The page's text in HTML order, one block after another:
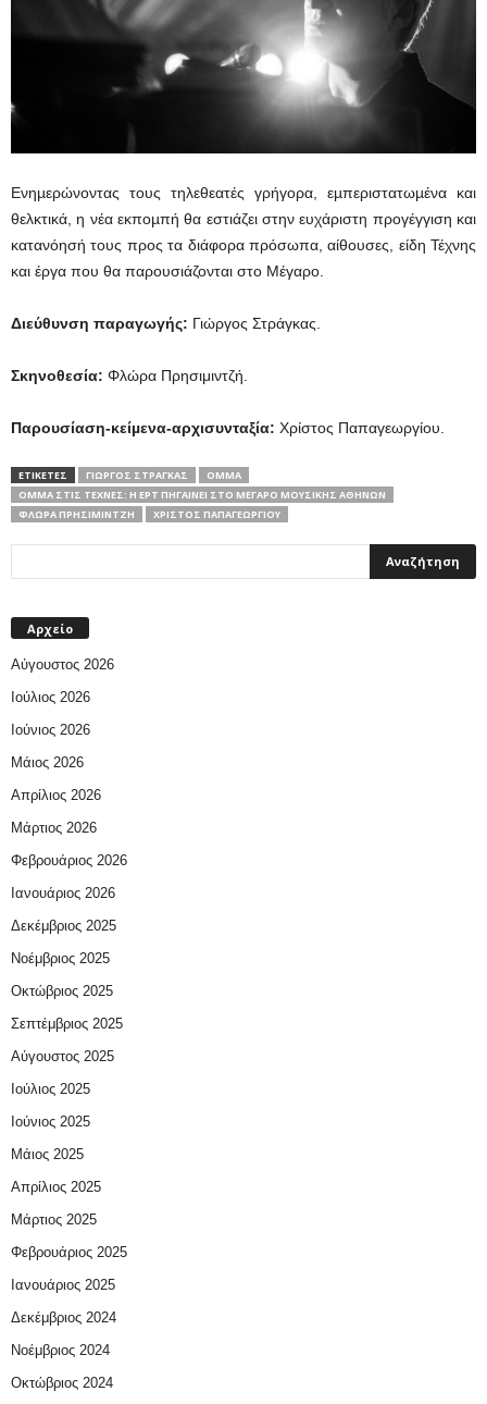
Ενηµερώνοντας τους τηλεθεατές γρήγορα, εµπεριστατωµένα και
θελκτικά, η νέα εκποµπή θα εστιάζει στην ευχάριστη προγέγγιση και
κατανόησή τους προς τα διάφορα πρόσωπα, αίθουσες, είδη Τέχνης
και έργα που θα παρουσιάζονται στο Μέγαρο.
Διεύθυνση παραγωγής: Γιώργος Στράγκας.
Σκηνοθεσία: Φλώρα Πρησιμιντζή.
Παρουσίαση-κείµενα-αρχισυνταξία: Χρίστος Παπαγεωργίου.
ΕΤΙΚΕΤΕΣ ΓΙΏΡΓΟΣ ΣΤΡΆΓΚΑΣ
ΟΜΜΑ
ΟΜΜΑ ΣΤΙΣ ΤΈΧΝΕΣ: Η ΕΡΤ ΠΗΓΑΊΝΕΙ ΣΤΟ ΜΈΓΑΡΟ ΜΟΥΣΙΚΉΣ ΑΘΗΝΏΝ
ΦΛΏΡΑ ΠΡΗΣΙΜΙΝΤΖΉ
ΧΡΊΣΤΟΣ ΠΑΠΑΓΕΩΡΓΊΟΥ
Αρχείο
Αύγουστος 2026
Ιούλιος 2026
Ιούνιος 2026
Μάιος 2026
Απρίλιος 2026
Μάρτιος 2026
Φεβρουάριος 2026
Ιανουάριος 2026
Δεκέμβριος 2025
Νοέμβριος 2025
Οκτώβριος 2025
Σεπτέμβριος 2025
Αύγουστος 2025
Ιούλιος 2025
Ιούνιος 2025
Μάιος 2025
Απρίλιος 2025
Μάρτιος 2025
Φεβρουάριος 2025
Ιανουάριος 2025
Δεκέμβριος 2024
Νοέμβριος 2024
Οκτώβριος 2024